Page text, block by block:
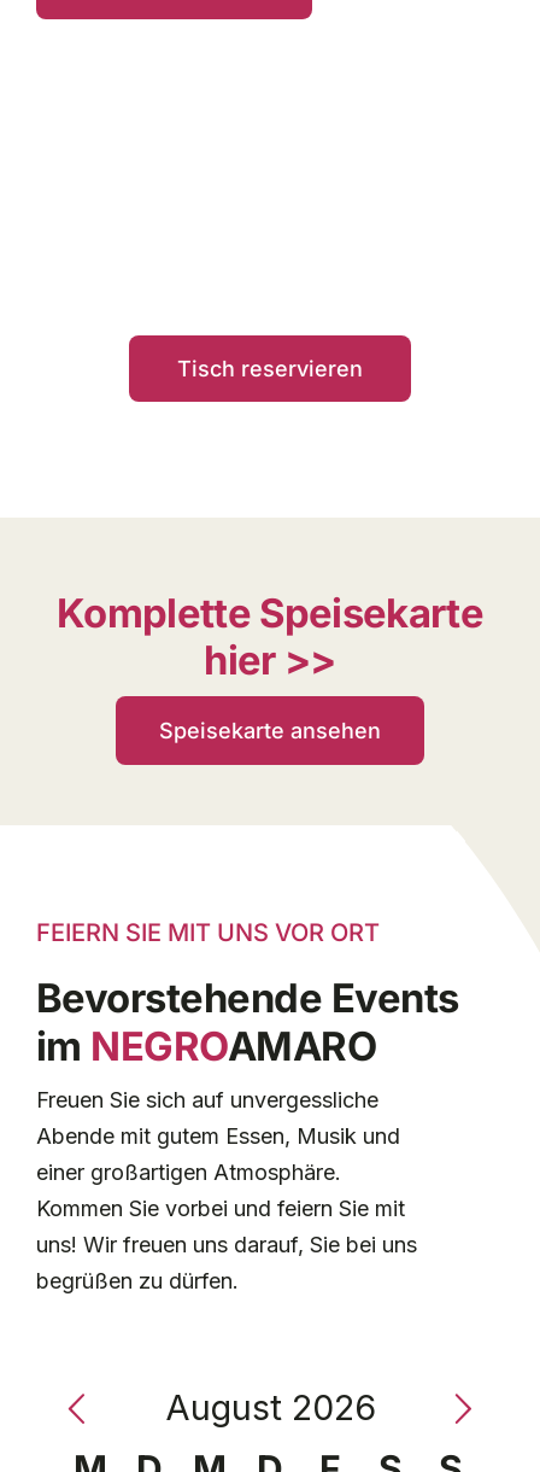
Tisch reservieren
Komplette Speisekarte
hier >>
Speisekarte ansehen
FEIERN SIE MIT UNS VOR ORT
Bevorstehende Events
im NEGROAMARO
Freuen Sie sich auf unvergessliche
Abende mit gutem Essen, Musik und
einer großartigen Atmosphäre.
Kommen Sie vorbei und feiern Sie mit
uns! Wir freuen uns darauf, Sie bei uns
begrüßen zu dürfen.
August 2026